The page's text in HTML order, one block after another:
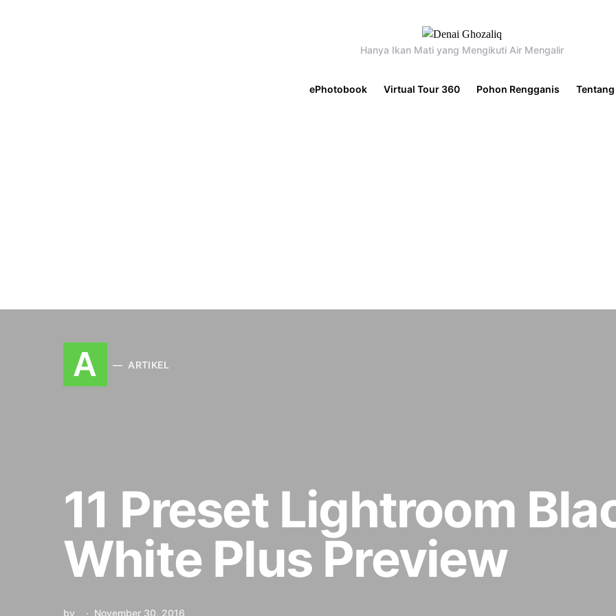
Hanya Ikan Mati yang Mengikuti Air Mengalir
ePhotobook Virtual Tour 360 Pohon Rengganis Tentang
A ARTIKEL
11 Preset Lightroom
White Plus Preview
by November 30, 2016